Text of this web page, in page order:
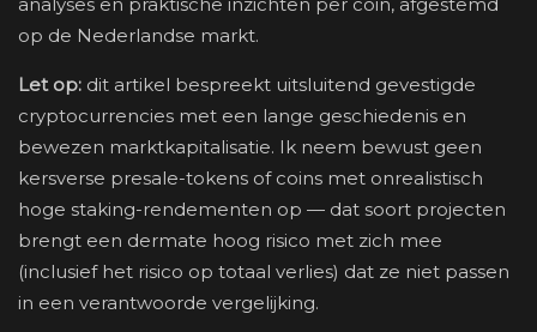
op de Nederlandse markt.
Let op: dit artikel bespreekt uitsluitend gevestigde
cryptocurrencies met een lange geschiedenis en
bewezen marktkapitalisatie. Ik neem bewust geen
kersverse presale-tokens of coins met onrealistisch
hoge staking-rendementen op — dat soort projecten
brengt een dermate hoog risico met zich mee
(inclusief het risico op totaal verlies) dat ze niet passen
in een verantwoorde vergelijking.